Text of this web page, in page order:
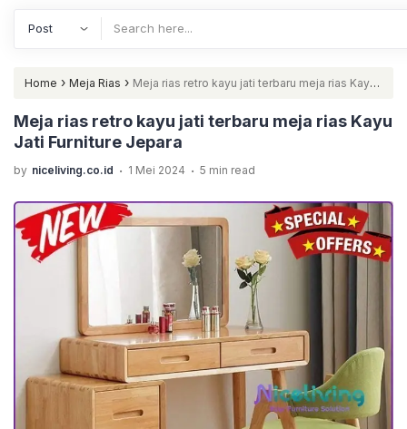
Home › Meja Rias › Meja rias retro kayu jati terbaru meja rias Kayu
Jati Furniture Jepara
Meja rias retro kayu jati terbaru meja rias Kayu
Jati Furniture Jepara
by niceliving.co.id . 1 Mei 2024 . 5 min read